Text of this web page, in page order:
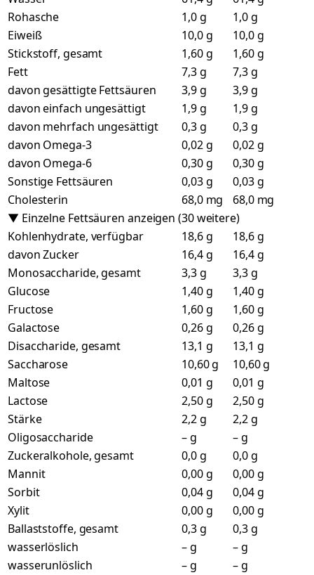
Rohasche
1,0 g
1,0 g
Eiweiß
10,0 g
10,0 g
Stickstoff, gesamt
1,60 g
1,60 g
Fett
7,3 g
7,3 g
davon gesättigte Fettsäuren
3,9 g
3,9 g
davon einfach ungesättigt
1,9 g
1,9 g
davon mehrfach ungesättigt
0,3 g
0,3 g
davon Omega-3
0,02 g
0,02 g
davon Omega-6
0,30 g
0,30 g
Sonstige Fettsäuren
0,03 g
0,03 g
Cholesterin
68,0 mg
68,0 mg
▼ Einzelne Fettsäuren anzeigen (30 weitere)
Kohlenhydrate, verfügbar
18,6 g
18,6 g
davon Zucker
16,4 g
16,4 g
Monosaccharide, gesamt
3,3 g
3,3 g
Glucose
1,40 g
1,40 g
Fructose
1,60 g
1,60 g
Galactose
0,26 g
0,26 g
Disaccharide, gesamt
13,1 g
13,1 g
Saccharose
10,60 g
10,60 g
Maltose
0,01 g
0,01 g
Lactose
2,50 g
2,50 g
Stärke
2,2 g
2,2 g
Oligosaccharide
– g
– g
Zuckeralkohole, gesamt
0,0 g
0,0 g
Mannit
0,00 g
0,00 g
Sorbit
0,04 g
0,04 g
Xylit
0,00 g
0,00 g
Ballaststoffe, gesamt
0,3 g
0,3 g
wasserlöslich
– g
– g
wasserunlöslich
– g
– g